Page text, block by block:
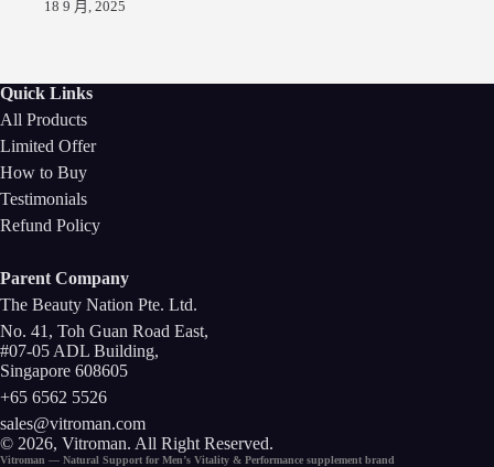
18 9 月, 2025
Quick Links
All Products
Limited Offer
How to Buy
Testimonials
Refund Policy
Parent Company
The Beauty Nation Pte. Ltd.
No. 41, Toh Guan Road East,
#07-05 ADL Building,
Singapore 608605
+65 6562 5526
sales@vitroman.com
© 2026, Vitroman. All Right Reserved.
Vitroman — Natural Support forMen’s Vitality & Performance supplement brand